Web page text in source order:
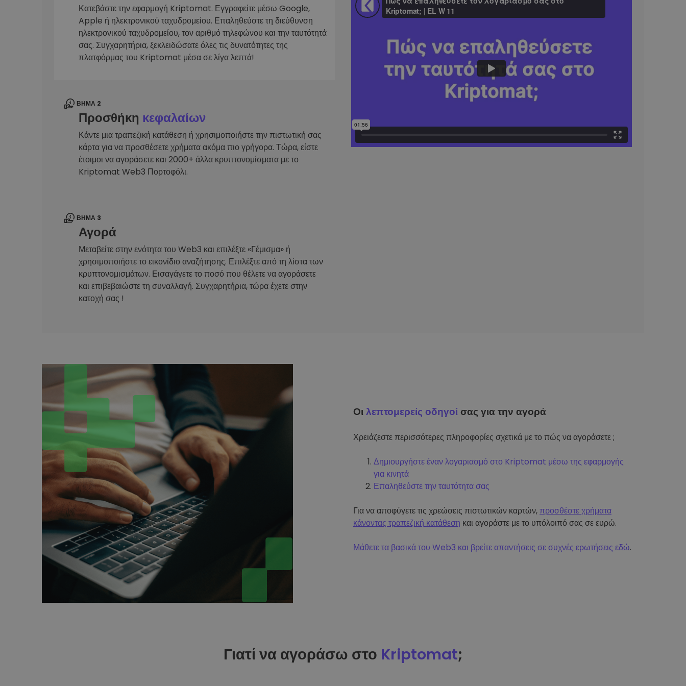
Εξερεύνηση επενδύσεων
Βρες τη δική σου crypto στρατηγική
Κατεβάστε την εφαρμογή Kriptomat. Εγγραφείτε μέσω Google,
Apple ή ηλεκτρονικού ταχυδρομείου. Επαληθεύστε τη διεύθυνση
ηλεκτρονικού ταχυδρομείου, τον αριθμό τηλεφώνου και την ταυτότητά
σας. Συγχαρητήρια, ξεκλειδώσατε όλες τις δυνατότητες της
πλατφόρμας του Kriptomat μέσα σε λίγα λεπτά!
ΒΉΜΑ 2
Προσθήκη κεφαλαίων
Κάντε μια τραπεζική κατάθεση ή χρησιμοποιήστε την πιστωτική σας
κάρτα για να προσθέσετε χρήματα ακόμα πιο γρήγορα. Τώρα, είστε
έτοιμοι να αγοράσετε και 2000+ άλλα κρυπτονομίσματα με το
Kriptomat Web3 Πορτοφόλι.
ΒΉΜΑ 3
Αγορά
Μεταβείτε στην ενότητα του Web3 και επιλέξτε «Γέμισμα» ή
χρησιμοποιήστε το εικονίδιο αναζήτησης. Επιλέξτε από τη λίστα των
κρυπτονομισμάτων. Εισαγάγετε το ποσό που θέλετε να αγοράσετε
και επιβεβαιώστε τη συναλλαγή. Συγχαρητήρια, τώρα έχετε στην
κατοχή σας !
Οιλεπτομερείς οδηγοί σας για την αγορά
Χρειάζεστε περισσότερες πληροφορίες σχετικά με το πώς να αγοράσετε ;
Δημιουργήστε έναν λογαριασμό στο Kriptomat μέσω της εφαρμογής
για κινητά
Επαληθεύστε την ταυτότητα σας
Για να αποφύγετε τις χρεώσεις πιστωτικών καρτών,προσθέστε χρήματα
κάνοντας τραπεζική κατάθεση και αγοράστε με το υπόλοιπό σας σε ευρώ.
Μάθετε τα βασικά του Web3 και βρείτε απαντήσεις σε συχνές ερωτήσεις εδώ.
Γιατί να αγοράσω στο Kriptomat;